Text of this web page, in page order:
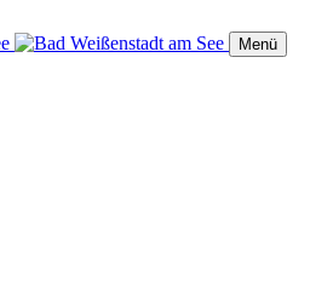
Menü